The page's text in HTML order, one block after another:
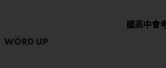
國高中會